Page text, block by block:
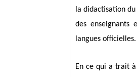
la didactisation
des enseignants
langues officielles.
En ce qui a trait